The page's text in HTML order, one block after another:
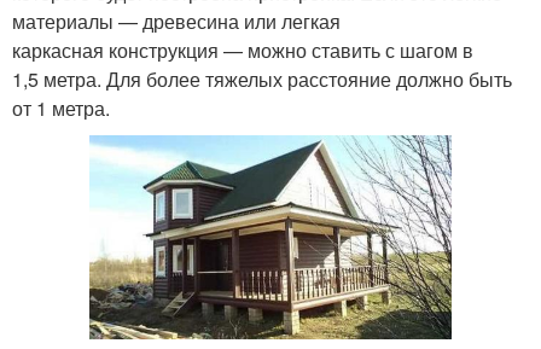
материалы — древесина или легкая
каркасная конструкция — можно ставить с шагом в
1,5 метра. Для более тяжелых расстояние должно быть
от 1 метра.